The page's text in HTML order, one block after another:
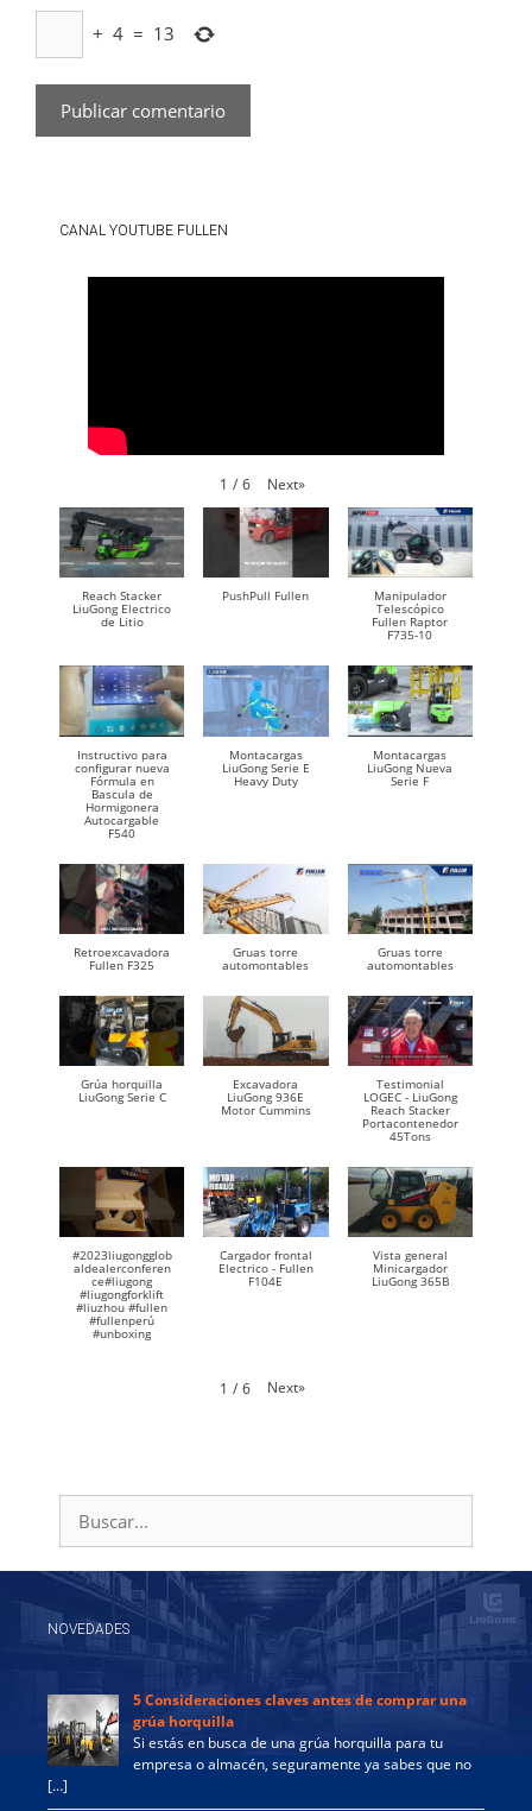
+ 4 = 13
CANAL YOUTUBE FULLEN
1 / 6 Next»
Reach Stacker
LiuGong Electrico
de Litio
PushPull Fullen
Manipulador
Telescópico
Fullen Raptor
F735-10
Instructivo para
configurar nueva
Fórmula en
Bascula de
Hormigonera
Autocargable
F540
Montacargas
LiuGong Serie E
Heavy Duty
Montacargas
LiuGong Nueva
Serie F
Retroexcavadora
Fullen F325
Gruas torre
automontables
Gruas torre
automontables
Grúa horquilla
LiuGong Serie C
Excavadora
LiuGong 936E
Motor Cummins
Testimonial
LOGEC - LiuGong
Reach Stacker
Portacontenedor
45Tons
#2023liugongglob
aldealerconferen
ce#liugong
#liugongforklift
#liuzhou #fullen
#fullenperú
#unboxing
Cargador frontal
Electrico - Fullen
F104E
Vista general
Minicargador
LiuGong 365B
1 / 6 Next»
NOVEDADES
5 Consideraciones claves antes de comprar una
grúa horquilla
Si estás en busca de una grúa horquilla para tu
empresa o almacén, seguramente ya sabes que no
[…]